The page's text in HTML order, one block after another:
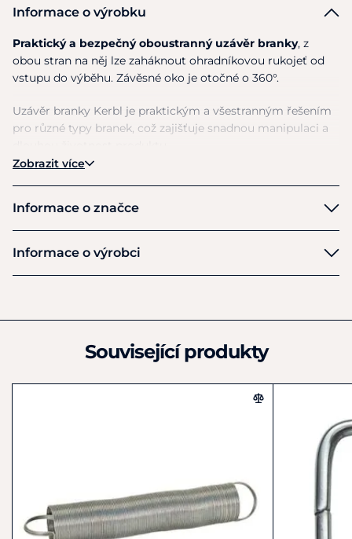
Informace o výrobku
Praktický a bezpečný oboustranný uzávěr branky, z
obou stran na něj lze zaháknout ohradníkovou rukojeť od
vstupu do výběhu. Závěsné oko je otočné o 360°.
Uzávěr branky Kerbl je praktickým a všestranným řešením
pro různé typy branek, což zajišťuje snadnou manipulaci a
Zobrazit více
Informace o značce
Kerbl
Informace o výrobci
Felizenzell 9 Postfach 54
Související produkty